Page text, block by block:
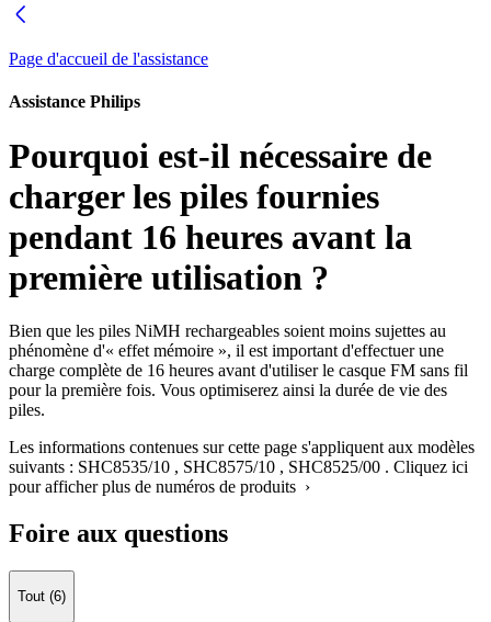
Page d'accueil de l'assistance
Assistance Philips
Pourquoi est-il nécessaire de
charger les piles fournies
pendant 16 heures avant la
première utilisation ?
Bien que les piles NiMH rechargeables soient moins sujettes au
phénomène d'« effet mémoire », il est important d'effectuer une
charge complète de 16 heures avant d'utiliser le casque FM sans fil
pour la première fois. Vous optimiserez ainsi la durée de vie des
piles.
Les informations contenues sur cette page s'appliquent aux modèles
suivants : SHC8535/10 , SHC8575/10 , SHC8525/00 . Cliquez ici
pour afficher plus de numéros de produits ›
Foire aux questions
Tout (6)